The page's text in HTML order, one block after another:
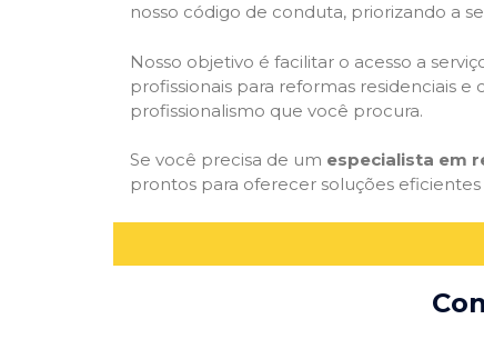
nosso código de conduta, priorizando a
Nosso objetivo é facilitar o acesso a
profissionais para reformas residenciais
profissionalismo que você procura.
Se você precisa de um especialista em
prontos para oferecer soluções eficientes